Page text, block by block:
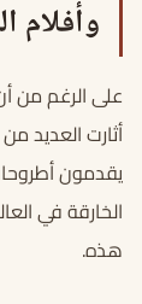
وأفلام
على الرغم من
أثارت العديد
يقدمون
الخارقة في
هذه.